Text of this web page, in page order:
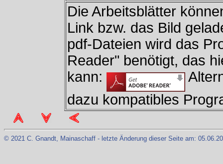
Die Arbeitsblätter
Link bzw. das Bild
pdf-Dateien wird das
Reader" benötigt, das
kann:
dazu kompatibles
© 2021 C. Gnandt, Mainaschaff - letzte Änderung dieser Seite am: